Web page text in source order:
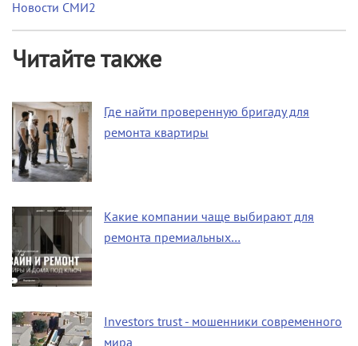
Новости СМИ2
Читайте также
Где найти проверенную бригаду для
ремонта квартиры
Какие компании чаще выбирают для
ремонта премиальных…
Investors trust - мошенники современного
мира